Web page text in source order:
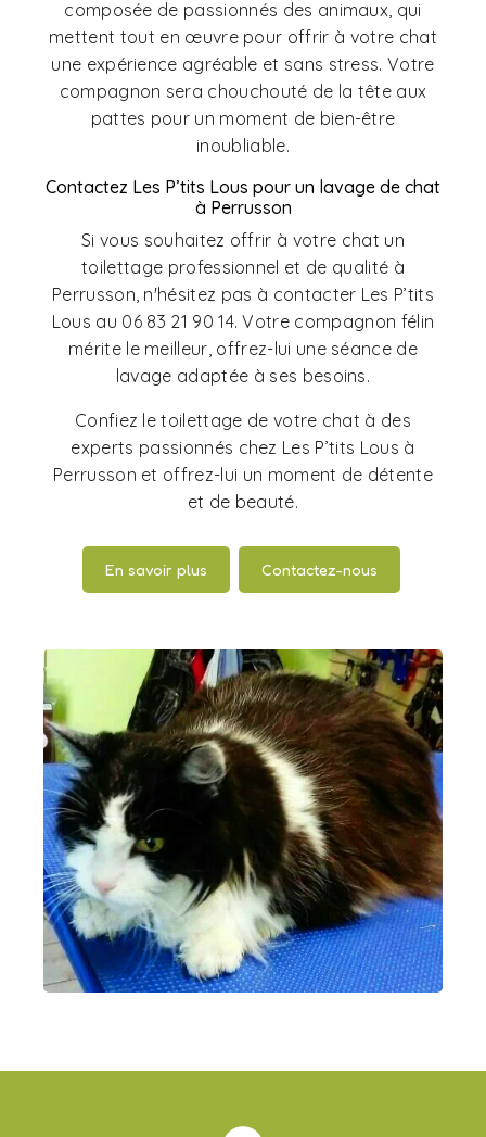
composée de passionnés des animaux, qui
mettent tout en œuvre pour offrir à votre chat
une expérience agréable et sans stress. Votre
compagnon sera chouchouté de la tête aux
pattes pour un moment de bien-être
inoubliable.
Contactez Les P’tits Lous pour un lavage de chat
à Perrusson
Si vous souhaitez offrir à votre chat un
toilettage professionnel et de qualité à
Perrusson, n'hésitez pas à contacter Les P’tits
Lous au 06 83 21 90 14. Votre compagnon félin
mérite le meilleur, offrez-lui une séance de
lavage adaptée à ses besoins.
Confiez le toilettage de votre chat à des
experts passionnés chez Les P’tits Lous à
Perrusson et offrez-lui un moment de détente
et de beauté.
En savoir plus Contactez-nous